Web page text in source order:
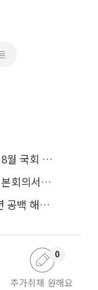
'선관위 특검' 합의했지만 '형소법'은 강행…8월 국회 '입법 2차전' 예고
주도 통과
민주, 특별감찰관 후보에 최길수 추천…10년 공백 해소 속도
추가취재 원해요
0